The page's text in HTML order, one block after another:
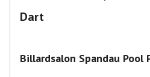
Dart
Billardsalon Spandau Pool